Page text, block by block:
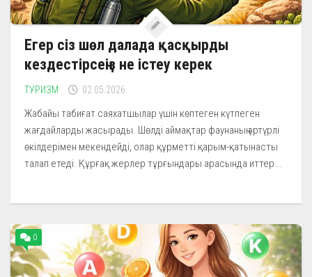
Егер сіз шөл далада қасқырды
кездестірсеңіз не істеу керек
ТУРИЗМ 02.05.2026
Жабайы табиғат саяхатшылар үшін көптеген күтпеген
жағдайларды жасырады. Шөлді аймақтар фаунаның әртүрлі
өкілдерімен мекендейді, олар құрметті қарым-қатынасты
талап етеді. Құрғақ жерлер тұрғындары арасында иттер...
0